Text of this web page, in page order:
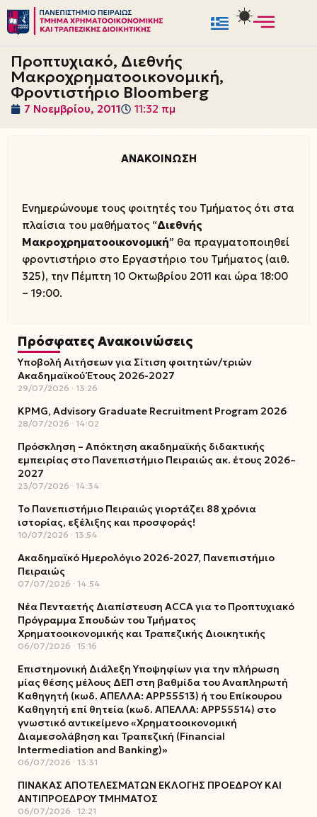
Μεταπηδήστε
στο
περιεχόμενο
Προπτυχιακό, Διεθνής
Μακροχρηματοοικονομική,
Φροντιστήριο Bloomberg
7 Νοεμβρίου, 2011 11:32 πμ
ΑΝΑΚΟΙΝΩΣΗ
Ενημερώνουμε τους φοιτητές του Τμήματος ότι στα
πλαίσια του μαθήματος “Διεθνής
Μακροχρηματοοικονομική” θα πραγματοποιηθεί
φροντιστήριο στο Εργαστήριο του Τμήματος (αιθ.
325), την Πέμπτη 10 Οκτωβρίου 2011 και ώρα 18:00
– 19:00.
Πρόσφατες Ανακοινώσεις
Υποβολή Αιτήσεων για Σίτιση φοιτητών/τριών
Ακαδημαϊκού Έτους 2026-2027
29/07/2026 13:26
KPMG, Advisory Graduate Recruitment Program 2026
28/07/2026 14:02
Πρόσκληση – Απόκτηση ακαδημαϊκής διδακτικής
εμπειρίας στο Πανεπιστήμιο Πειραιώς ακ. έτους 2026–
2027
23/07/2026 14:34
Το Πανεπιστήμιο Πειραιώς γιορτάζει 88 χρόνια
ιστορίας, εξέλιξης και προσφοράς!
10/07/2026 13:54
Ακαδημαϊκό Ημερολόγιο 2026-2027, Πανεπιστήμιο
Πειραιώς
07/07/2026 14:54
Νέα Πενταετής Διαπίστευση ACCA για το Προπτυχιακό
Πρόγραμμα Σπουδών του Τμήματος
Χρηματοοικονομικής και Τραπεζικής Διοικητικής
06/07/2026 15:16
Επιστημονική Διάλεξη Υποψηφίων για την πλήρωση
μίας θέσης μέλους ΔΕΠ στη βαθμίδα του Αναπληρωτή
Καθηγητή (κωδ. ΑΠΕΛΛΑ: ΑΡΡ55513) ή του Επίκουρου
Καθηγητή επί θητεία (κωδ. ΑΠΕΛΛΑ: ΑΡΡ55514) στο
γνωστικό αντικείμενο «Χρηματοοικονομική
Διαμεσολάβηση και Τραπεζική (Financial
Intermediation and Banking)»
06/07/2026 13:31
ΠΙΝΑΚΑΣ ΑΠΟΤΕΛΕΣΜΑΤΩΝ ΕΚΛΟΓΗΣ ΠΡΟΕΔΡΟΥ ΚΑΙ
ΑΝΤΙΠΡΟΕΔΡΟΥ ΤΜΗΜΑΤΟΣ
06/07/2026 12:21